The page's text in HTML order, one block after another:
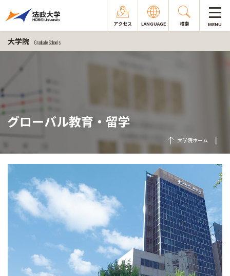
アクセス LANGUAGE 検索 MENU
大学院 Graduate Schools
グローバル教育・留学
大学院ホーム